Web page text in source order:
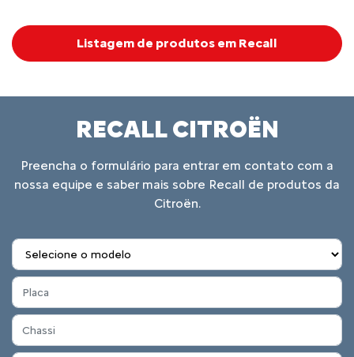
Listagem de produtos em Recall
RECALL CITROËN
Preencha o formulário para entrar em contato com a
nossa equipe e saber mais sobre Recall de produtos da
Citroën.